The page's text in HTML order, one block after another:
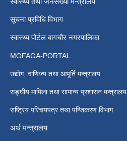
सूचना प्रविधि विभाग
स्वास्थ्य पोर्टल बागचौर नगरपालिका
MOFAGA-PORTAL
उद्योग, वाणिज्य तथा आपूर्ति मन्त्रालय
सङ्घीय मामिला तथा सामान्य प्रशासन मन्त्रालय
राष्ट्रिय परिचयपत्र तथा पन्जिकरण विभाग
अर्थ मन्त्रालय